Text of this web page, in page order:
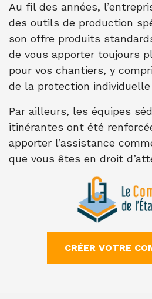
Au fil des années,
des outils de production
son offre produits
de vous apporter toujours
pour vos chantiers, y
de la protection
Par ailleurs, les équipes
itinérantes ont été
apporter l’assistance
que vous êtes en droit
CRÉER VOTRE